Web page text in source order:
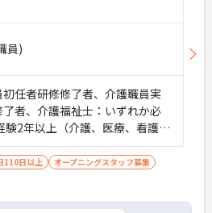
員)
任者研修修了者、介護職員実
者、介護福祉士：いずれか必
2年以上（介護、医療、看護い
通自動車運転免許(AT限定
110日以上
オープニングスタッフ募集